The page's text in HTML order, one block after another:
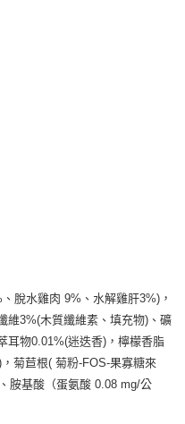
脫水雞肉 9%、水解雞肝3%)，
維3%(木質纖維素、填充物)、礦
耳物0.01%(迷迭香)，檸檬香脂
菊苣根( 菊粉-FOS-果寡糖來
胺基酸（蛋氨酸 0.08 mg/公